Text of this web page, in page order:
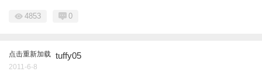
4853 0
点击重新加载 tuffy05
2011-6-8